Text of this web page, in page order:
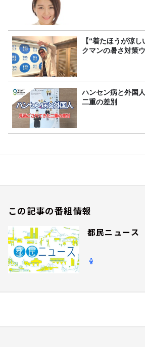
【“着たほうが涼
クマンの暑さ対策
ハンセン病と外国
二重の差別
この記事の番組情報
都民ニュース